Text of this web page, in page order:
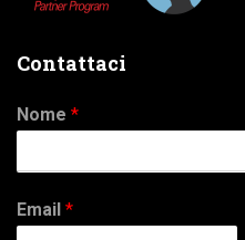
Contattaci
Nome *
Email *